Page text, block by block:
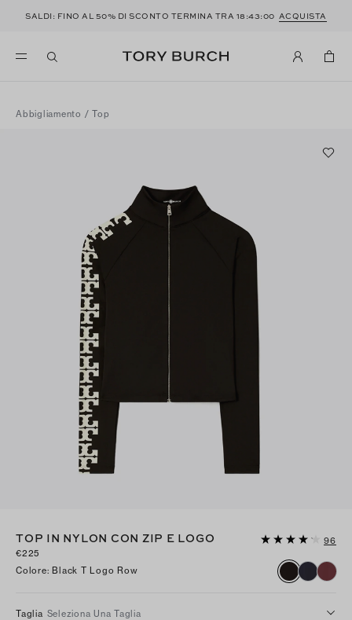
SALDI: FINO AL 50% DI SCONTO TERMINA TRA18:42:59 ACQUISTA
Abbigliamento / Top
TOP IN NYLON CON ZIP E LOGO
96
€225
Colore: Black T Logo Row
Taglia Seleziona Una Taglia